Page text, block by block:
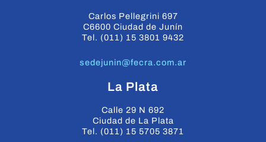
Carlos Pellegrini 697
C6600 Ciudad de Junín
Tel. (011) 15 3801 9432
sedejunin@fecra.com.ar
La Plata
Calle 29 N 692
Ciudad de La Plata
Tel. (011) 15 5705 3871